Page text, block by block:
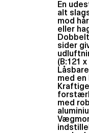
En
alt
mod
eller
sider
(B:121
med en
med